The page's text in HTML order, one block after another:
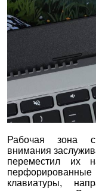
Рабочая зона
внимания
переместил их
клавиатуры,